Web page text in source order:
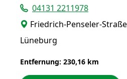
04131 2211978
Friedrich-Penseler-
Lüneburg
Entfernung: 230,16 km